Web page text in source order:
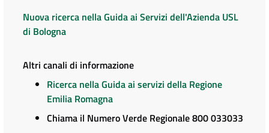
Nuova ricerca nella Guida ai Servizi dell'Azienda USL
di Bologna
Altri canali di informazione
Ricerca nella Guida ai servizi della Regione
Emilia Romagna
Chiama il Numero Verde Regionale 800 033033